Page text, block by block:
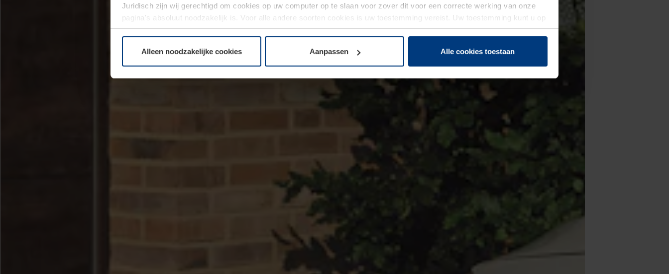
Juridisch zijn wij gerechtigd om cookies op uw computer op te slaan voor zover dit voor een correcte werking van onze
pagina's absoluut noodzakelijk is. Voor alle andere soorten cookies is uw toestemming vereist. Uw toestemming kunt u op
elk moment bij de uitleg van de cookies op paginaprivacyverklaringop onze website wijzigen of herroepen.
Alleen noodzakelijke cookies Aanpassen Alle cookies toestaan